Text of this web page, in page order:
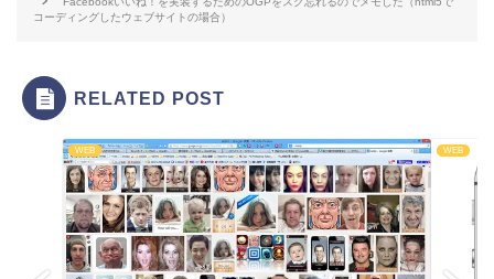
コーディングしたウェブサイトの場合）
RELATED POST
WEB WEB